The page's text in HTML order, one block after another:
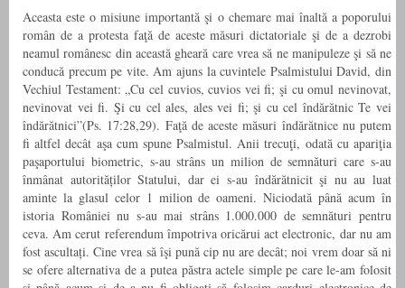
Aceasta este o misiune importantă şi o chemare mai înaltă a poporului
român de a protesta faţă de aceste măsuri dictatoriale şi de a dezrobi
neamul românesc din această gheară care vrea să ne manipuleze şi să ne
conducă precum pe vite. Am ajuns la cuvintele Psalmistului David, din
Vechiul Testament: „Cu cel cuvios, cuvios vei fi; şi cu omul nevinovat,
nevinovat vei fi. Şi cu cel ales, ales vei fi; şi cu cel îndărătnic Te vei
îndărătnici”(Ps. 17:28,29). Faţă de aceste măsuri îndărătnice nu putem
fi altfel decât aşa cum spune Psalmistul. Anii trecuţi, odată cu apariţia
paşaportului biometric, s-au strâns un milion de semnături care s-au
înmânat autorităților Statului, dar ei s-au îndărătnicit şi nu au luat
aminte la glasul celor 1 milion de oameni. Niciodată până acum în
istoria României nu s-au mai strâns 1.000.000 de semnături pentru
ceva. Am cerut referendum împotriva oricărui act electronic, dar nu am
fost ascultați. Cine vrea să îşi pună cip nu are decât; noi vrem doar să ni
se ofere alternativa de a putea păstra actele simple pe care le-am folosit